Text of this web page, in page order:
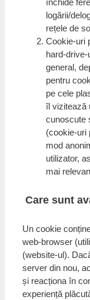
închide
logării/
rețele de
Cookie-uri
hard-
general,
pentru
pe cele
îl vizitează
cunoscute
(cookie-uri
mod
utilizator,
mai
Care sunt
Un cookie
web-browser
(website-ul).
server din nou,
și reacționa în
experiență